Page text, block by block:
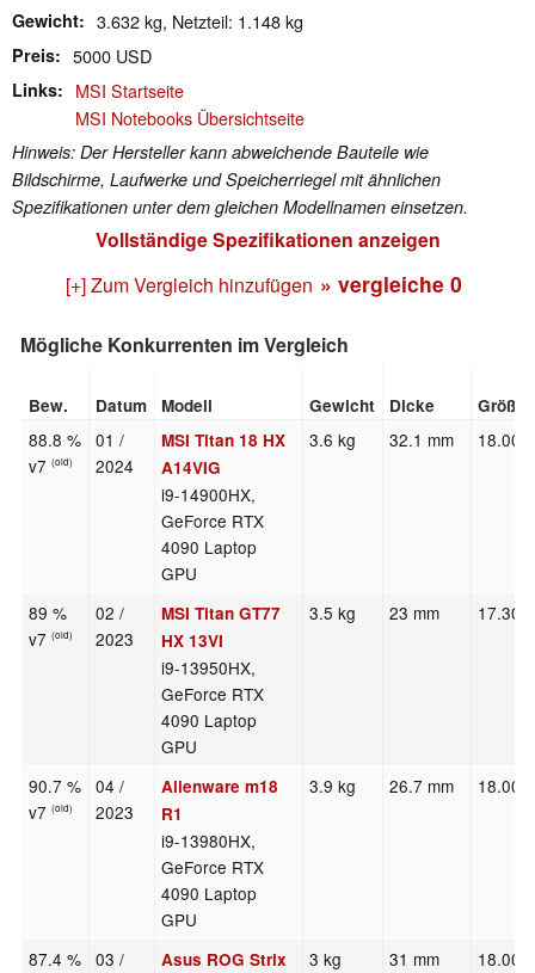
Gewicht 3.632 kg, Netzteil: 1.148 kg
Preis 5000 USD
Links
MSI Startseite
MSI Notebooks Übersichtseite
Hinweis: Der Hersteller kann abweichende Bauteile wie
Bildschirme, Laufwerke und Speicherriegel mit ähnlichen
Spezifikationen unter dem gleichen Modellnamen einsetzen.
Vollständige Spezifikationen anzeigen
[+] Zum Vergleich hinzufügen » vergleiche 0
Mögliche Konkurrenten im Vergleich
Bew. Datum Modell Gewicht Dicke Größe
88.8 %
v7(old)
01 /
2024
MSI Titan 18 HX
A14VIG
i9-14900HX,
GeForce RTX
4090 Laptop
GPU
3.6 kg 32.1 mm 18.00"
89 %
v7(old)
02 /
2023
MSI Titan GT77
HX 13VI
i9-13950HX,
GeForce RTX
4090 Laptop
GPU
3.5 kg 23 mm 17.30"
90.7 %
v7(old)
04 /
2023
Alienware m18
R1
i9-13980HX,
GeForce RTX
4090 Laptop
GPU
3.9 kg 26.7 mm 18.00"
87.4 % 03 / Asus ROG Strix 3 kg 31 mm 18.00"